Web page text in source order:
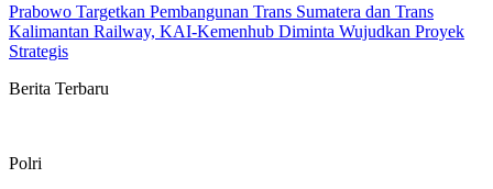
Prabowo Targetkan Pembangunan Trans Sumatera dan Trans
Kalimantan Railway, KAI-Kemenhub Diminta Wujudkan Proyek
Strategis
Berita Terbaru
Polri